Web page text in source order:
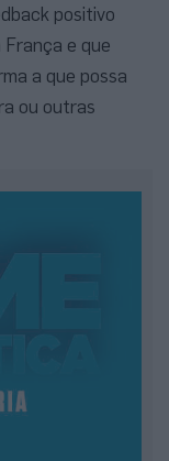
positivo
e que
a que possa
ou outras